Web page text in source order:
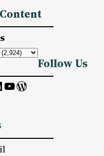
Follow Us
YouTube WordPress